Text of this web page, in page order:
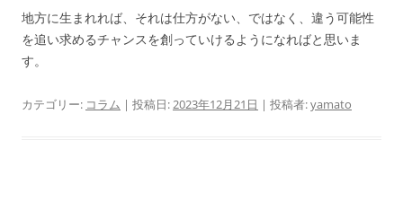
地方に生まれれば、それは仕方がない、ではなく、違う可能性
を追い求めるチャンスを創っていけるようになればと思いま
す。
カテゴリー: コラム | 投稿日:2023年12月21日 | 投稿者:yamato